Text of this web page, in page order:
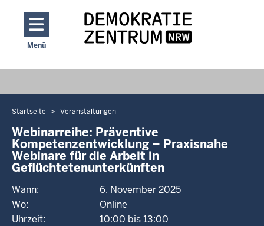
Direkt zum Inhalt
Menü
Sie
befinden
sich
hier
Startseite Veranstaltungen
Webinarreihe: Präventive
Kompetenzentwicklung – Praxisnahe
Webinare für die Arbeit in
Geflüchtetenunterkünften
Wann:
6. November 2025
Wo:
Online
Uhrzeit:
10:00 bis 13:00